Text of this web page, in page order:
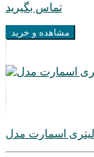
تماس بگیرید
مشاهده و خرید